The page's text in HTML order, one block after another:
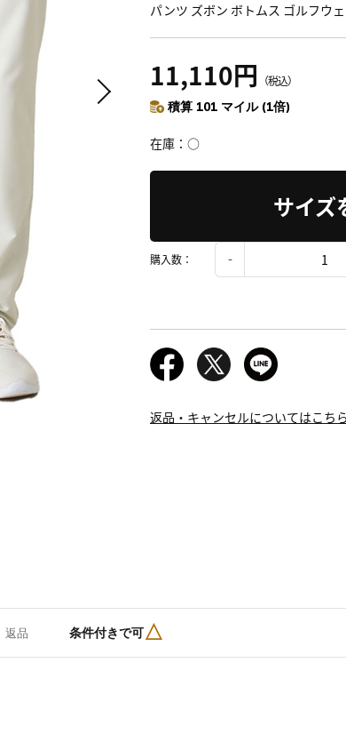
パンツ ズボン ボトムス ゴルフウ
11,110円 （税込）
積算 101 マイル (1倍)
在庫 ○
サイズ
購入数：
返品・キャンセルについてはこちら
返品 条件付きで可△